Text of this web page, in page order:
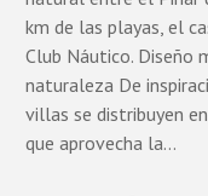
km de las playas, el
Club Náutico. Diseño
naturaleza De
villas se distribuyen
que aprovecha la...